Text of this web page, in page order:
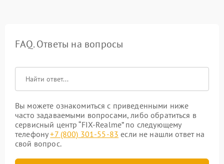
FAQ. Ответы на вопросы
Вы можете ознакомиться с приведенными ниже
часто задаваемыми вопросами, либо обратиться в
сервисный центр “FIX-Realme” по следующему
телефону+7 (800) 301-55-83 если не нашли ответ на
свой вопрос.